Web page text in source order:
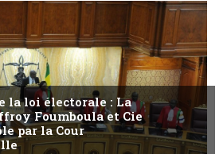
la loi électorale : La
Foumboula et Cie
par la Cour